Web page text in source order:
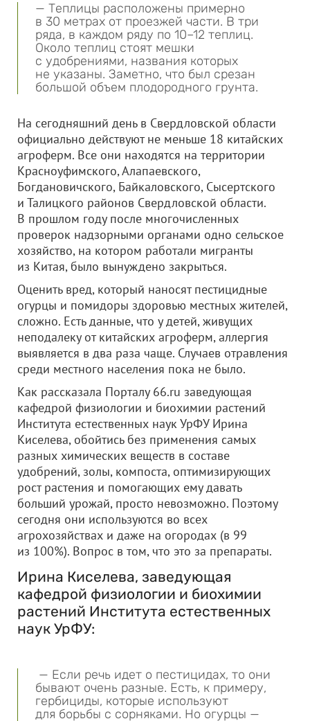
— Теплицы расположены примерно
в 30 метрах от проезжей части. В три
ряда, в каждом ряду по 10–12 теплиц.
Около теплиц стоят мешки
с удобрениями, названия которых
не указаны. Заметно, что был срезан
большой объем плодородного грунта.
На сегодняшний день в Свердловской области
официально действуют не меньше 18 китайских
агроферм. Все они находятся на территории
Красноуфимского, Алапаевского,
Богдановичского, Байкаловского, Сысертского
и Талицкого районов Свердловской области.
В прошлом году после многочисленных
проверок надзорными органами одно сельское
хозяйство, на котором работали мигранты
из Китая, было вынуждено закрыться.
Оценить вред, который наносят пестицидные
огурцы и помидоры здоровью местных жителей,
сложно. Есть данные, что у детей, живущих
неподалеку от китайских агроферм, аллергия
выявляется в два раза чаще. Случаев отравления
среди местного населения пока не было.
Как рассказала Порталу 66.ru заведующая
кафедрой физиологии и биохимии растений
Института естественных наук УрФУ Ирина
Киселева, обойтись без применения самых
разных химических веществ в составе
удобрений, золы, компоста, оптимизирующих
рост растения и помогающих ему давать
больший урожай, просто невозможно. Поэтому
сегодня они используются во всех
агрохозяйствах и даже на огородах (в 99
из 100%). Вопрос в том, что это за препараты.
Ирина Киселева, заведующая
кафедрой физиологии и биохимии
растений Института естественных
наук УрФУ:
— Если речь идет о пестицидах, то они
бывают очень разные. Есть, к примеру,
гербициды, которые используют
для борьбы с сорняками. Но огурцы —